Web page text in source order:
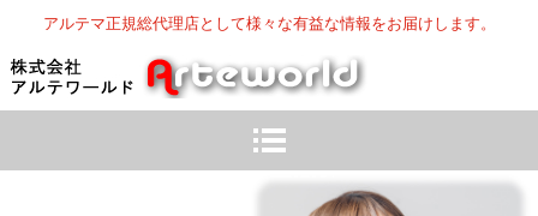
アルテマ正規総代理店として様々な有益な情報をお届けします。